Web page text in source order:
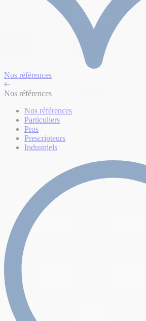
Nos références
Nos références
Nos références
Particuliers
Pros
Prescripteurs
Industriels